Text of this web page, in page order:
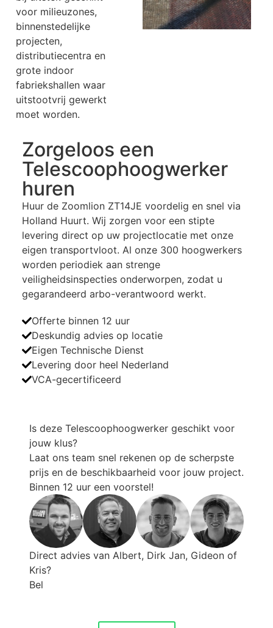
voor milieuzones,
binnenstedelijke
projecten,
distributiecentra en
grote indoor
fabriekshallen waar
uitstootvrij gewerkt
moet worden.
Zorgeloos een
Telescoophoogwerker
huren
Huur de Zoomlion ZT14JE voordelig en snel via
Holland Huurt. Wij zorgen voor een stipte
levering direct op uw projectlocatie met onze
eigen transportvloot. Al onze 300 hoogwerkers
worden periodiek aan strenge
veiligheidsinspecties onderworpen, zodat u
gegarandeerd arbo-verantwoord werkt.
Offerte binnen 12 uur
Deskundig advies op locatie
Eigen Technische Dienst
Levering door heel Nederland
VCA-gecertificeerd
Is deze Telescoophoogwerker geschikt voor
jouw klus?
Laat ons team snel rekenen op de scherpste
prijs en de beschikbaarheid voor jouw project.
Binnen 12 uur een voorstel!
Direct advies van Albert, Dirk Jan, Gideon of
Kris?
Bel